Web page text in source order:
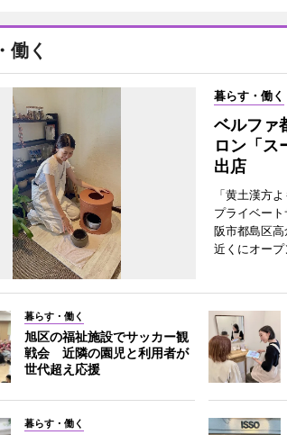
働く
暮らす・働く
ベルファ
ロン「
出店
「黄土漢方
プライベー
阪市都島区
近くにオープ
暮らす・働く
旭区の福祉施設でサッカー観
戦会 近隣の園児と利用者が
世代超え応援
暮らす・働く